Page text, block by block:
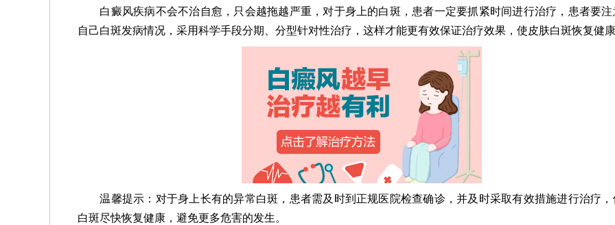
白癜风疾病不会不治自愈，只会越拖越严重，对于身上的白斑，患者一定要抓紧时间进行治疗，患者要注
自己白斑发病情况，采用科学手段分期、分型针对性治疗，这样才能更有效保证治疗效果，使皮肤白斑恢复健
温馨提示：对于身上长有的异常白斑，患者需及时到正规医院检查确诊，并及时采取有效措施进行治疗，
白斑尽快恢复健康，避免更多危害的发生。